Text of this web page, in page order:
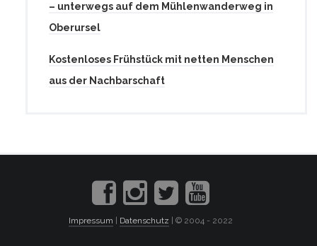
– unterwegs auf dem Mühlenwanderweg in
Oberursel
Kostenloses Frühstück mit netten Menschen
aus der Nachbarschaft
Impressum Datenschutz | © 2004 - 2022